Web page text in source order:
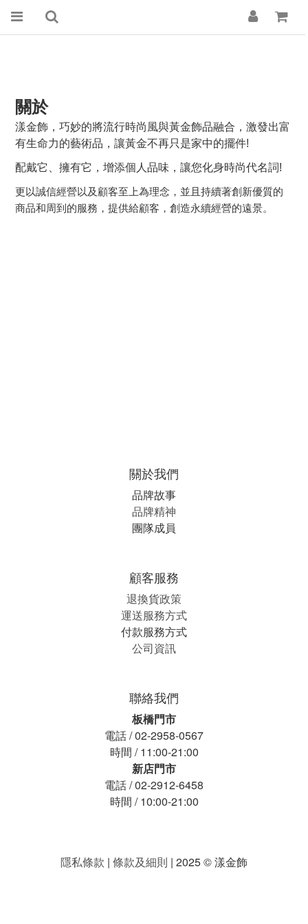
關於
漾金飾，巧妙的將流行時尚風與黃金飾品融合，激發出富
有生命力的藝術品，讓黃金不再只是家中的擺件!
配戴它、擁有它，增添個人品味，讓您化身時尚代名詞!
更以誠信經營以及顧客至上為理念，並且持續著創新優質的
商品和周到的服務，提供給顧客，創造永續經營的遠景。
關於我們
品牌故事
品牌精神
團隊成員
顧客服務
退換貨政策
運送服務方式
付款服務方式
公司資訊
聯絡我們
板橋門市
電話 / 02-2958-0567
時間 / 11:00-21:00
新店門市
電話 / 02-2912-6458
時間 / 10:00-21:00
隱私條款 | 條款及細則 | 2025 © 漾金飾